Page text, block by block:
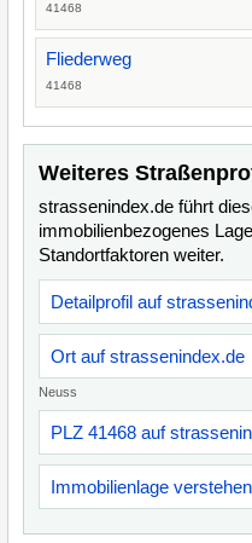
41468
Fliederweg
41468
Weiteres
strassenindex.de führt
immobilienbezogenes
Standortfaktoren weiter.
Detailprofil auf
Ort auf strassenindex.de
Neuss
PLZ 41468 auf
Immobilienlage verstehen